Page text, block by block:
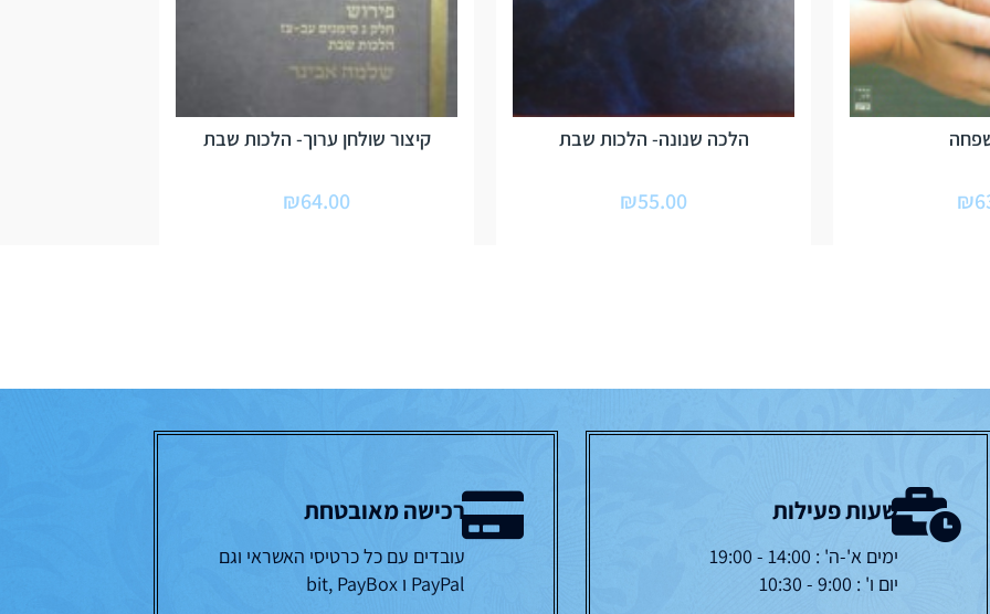
₪
הלכה שנונה- הלכות שבת
₪55.00
קיצור שולחן ערוך- הלכות שבת
₪64.00
שעות פעילות
ימים א'-ה' : 14:00 - 19:00
יום ו' : 9:00 - 10:30
רכישה מאובטחת
עובדים עם כל כרטיסי האשראי וגם
PayPal ו bit, PayBox